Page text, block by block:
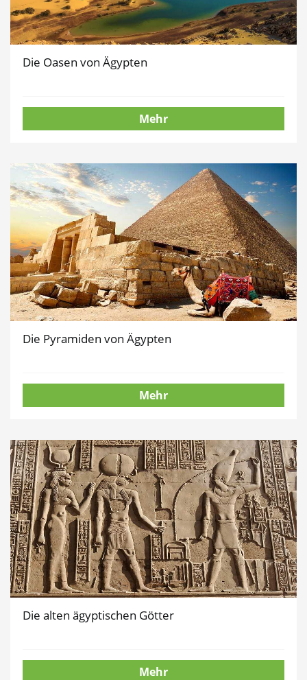
Die Oasen von Ägypten
Mehr
Die Pyramiden von Ägypten
Mehr
Die alten ägyptischen Götter
Mehr